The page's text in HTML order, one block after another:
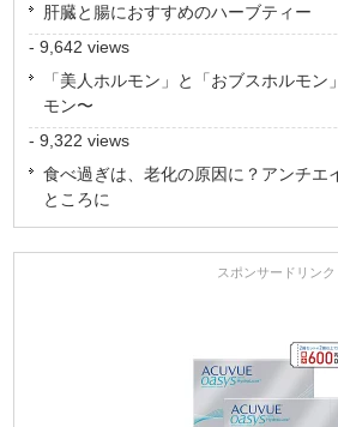
肝臓と腸におすすめのハーブティー
- 9,642 views
「美人ホルモン」と「おブスホルモ
モン〜
- 9,322 views
食べ過ぎは、老化の原因に？アンチエ
ところに
スポンサードリンク